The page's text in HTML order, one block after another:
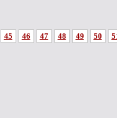
45 46 47 48 49 50